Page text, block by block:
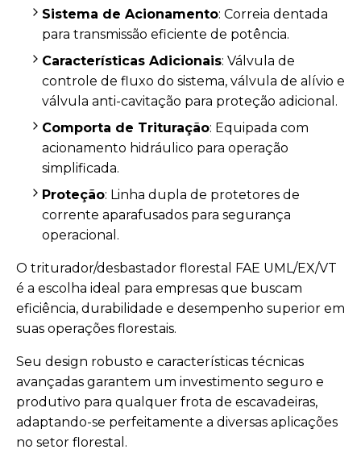
Sistema de Acionamento: Correia dentada
para transmissão eficiente de potência.
Características Adicionais: Válvula de
controle de fluxo do sistema, válvula de alívio e
válvula anti-cavitação para proteção adicional.
Comporta de Trituração: Equipada com
acionamento hidráulico para operação
simplificada.
Proteção: Linha dupla de protetores de
corrente aparafusados para segurança
operacional.
O triturador/desbastador florestal FAE UML/EX/VT
é a escolha ideal para empresas que buscam
eficiência, durabilidade e desempenho superior em
suas operações florestais.
Seu design robusto e características técnicas
avançadas garantem um investimento seguro e
produtivo para qualquer frota de escavadeiras,
adaptando-se perfeitamente a diversas aplicações
no setor florestal.